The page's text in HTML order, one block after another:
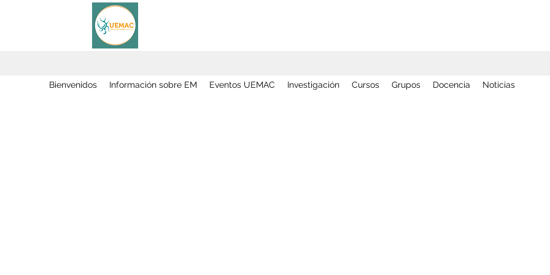
Bienvenidos Información sobre EM Eventos UEMAC Investigación Cursos Grupos Docencia Noticias